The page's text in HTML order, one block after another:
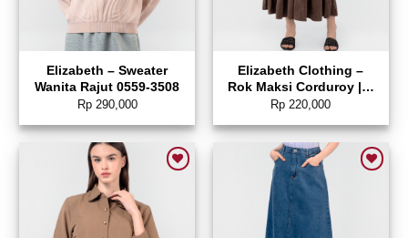
Elizabeth – Sweater
Wanita Rajut 0559-3508
Rp290,000
Elizabeth Clothing –
Rok Maksi Corduroy | A
Line 0559-2877
Rp 220,000
Add to wishlist Add to wishlist